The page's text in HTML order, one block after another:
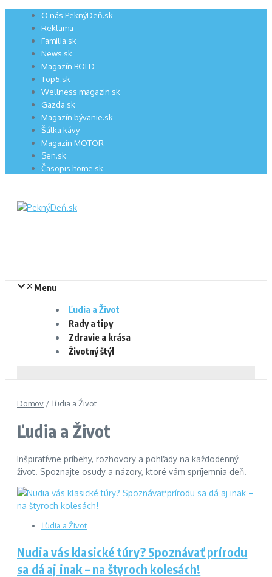
Preskočiť
O nás PeknýDeň.sk
Reklama
Familia.sk
News.sk
Magazín BOLD
Top5.sk
Wellness magazin.sk
Gazda.sk
Magazín bývanie.sk
Šálka kávy
Magazín MOTOR
Sen.sk
Časopis home.sk
Menu
Ľudia a Život
Rady a tipy
Zdravie a krása
Životný štýl
Domov / Ľudia a Život
Ľudia a Život
Inšpiratívne príbehy, rozhovory a pohľady na každodenný
život. Spoznajte osudy a názory, ktoré vám spríjemnia deň.
Ľudia a Život
Nudia vás klasické túry? Spoznávať prírodu
sa dá aj inak – na štyroch kolesách!